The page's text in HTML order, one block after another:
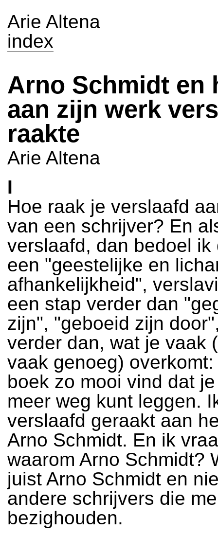
Arie Altena
index
Arno Schmidt en
aan zijn werk
raakte
Arie Altena
I
Hoe raak je verslaafd
van een schrijver? En
verslaafd, dan bedoel ik
een "geestelijke en
afhankelijkheid",
een stap verder dan
zijn", "geboeid zijn
verder dan, wat je vaak
vaak genoeg)
boek zo mooi vind dat
meer weg kunt leggen.
verslaafd geraakt aan
Arno Schmidt. En ik
waarom Arno Schmidt?
juist Arno Schmidt en
andere schrijvers die
bezighouden.